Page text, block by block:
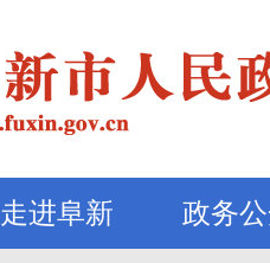
走进阜新 政务